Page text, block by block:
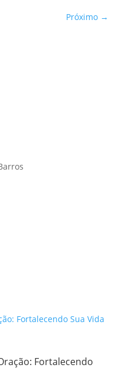
Próximo →
Fortalecendo